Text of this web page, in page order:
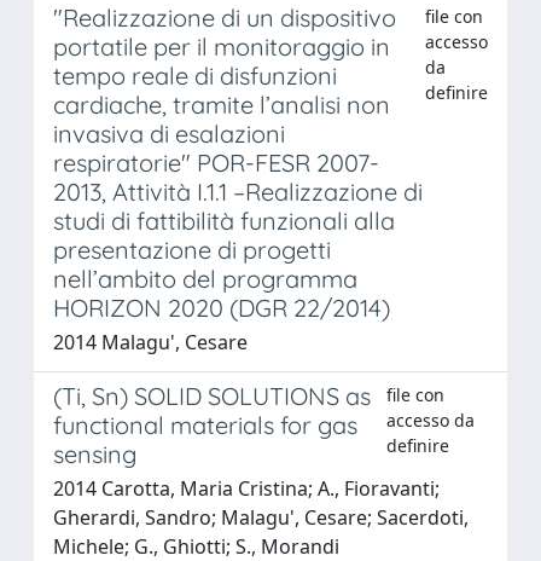
"Realizzazione di un dispositivo
portatile per il monitoraggio in
tempo reale di disfunzioni
cardiache, tramite l’analisi non
invasiva di esalazioni
respiratorie" POR-FESR 2007-
2013, Attività I.1.1 –Realizzazione di
studi di fattibilità funzionali alla
presentazione di progetti
nell’ambito del programma
HORIZON 2020 (DGR 22/2014)
file con
accesso
da
definire
2014 Malagu', Cesare
(Ti, Sn) SOLID SOLUTIONS as
functional materials for gas
sensing
file con
accesso da
definire
2014 Carotta, Maria Cristina; A., Fioravanti;
Gherardi, Sandro; Malagu', Cesare; Sacerdoti,
Michele; G., Ghiotti; S., Morandi